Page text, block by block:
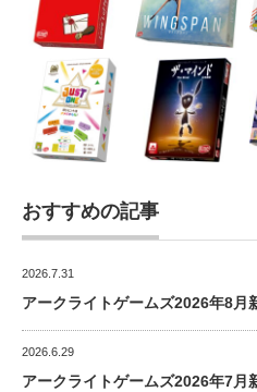
おすすめの記事
2026.7.31
アークライトゲームズ2026年8月
2026.6.29
アークライトゲームズ2026年7月